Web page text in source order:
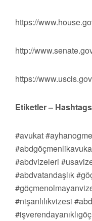
https://
http://
https://www.uscis.gov
Etiketler –
#avukat
#abdvizeleri
#abdvatandaşlık
#nişanlılıkvizesi